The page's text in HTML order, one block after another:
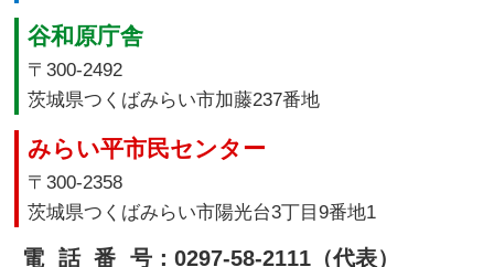
谷和原庁舎
〒300-2492
茨城県つくばみらい市加藤237番地
みらい平市民センター
〒300-2358
茨城県つくばみらい市陽光台3丁目9番地1
電話番号：0297-58-2111（代表）